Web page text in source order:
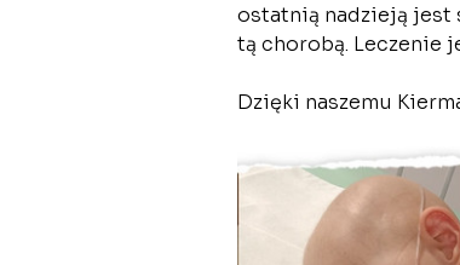
ostatnią nadzieją jest
tą chorobą. Leczenie
Dzięki naszemu